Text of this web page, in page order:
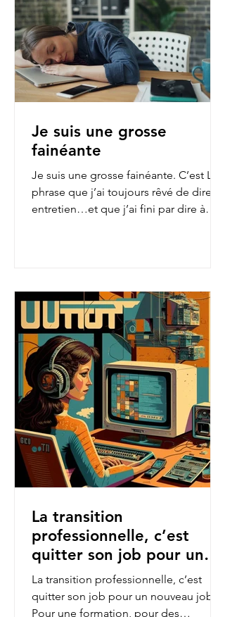
Je suis une grosse
fainéante
Je suis une grosse fainéante. C’est LA
phrase que j’ai toujours rêvé de dire en
entretien…et que j’ai fini par dire à
La transition
professionnelle, c’est
quitter son job pour un
nouveau job.
La transition professionnelle, c’est
quitter son job pour un nouveau job.
Pour une formation, pour des